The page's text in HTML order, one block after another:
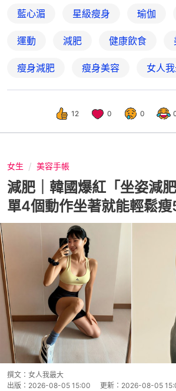
藍心湄 星級瘦身 瑜伽
運動 減肥 健康飲食
瘦身減肥 瘦身美容 女人
12 0 0
女生 美容手帳
減肥｜韓國爆紅「坐姿減
單4個動作坐著就能輕鬆
撰文： 女人我最大
出版： 2026-08-05 15:00 更新： 2026-08-05